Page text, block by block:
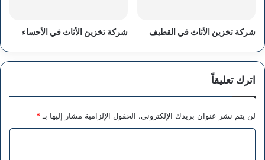
شركة تخزين الأثاث في القطيف شركة تخزين الأثاث في الأحساء
اترك تعليقاً
لن يتم نشر عنوان بريدك الإلكتروني. الحقول الإلزامية مشار إليها بـ *